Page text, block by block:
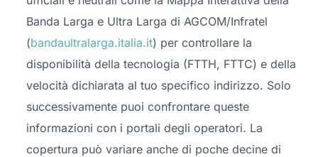
Banda Larga e Ultra Larga di AGCOM/Infratel
(bandaultralarga.italia.it) per controllare la
disponibilità della tecnologia (FTTH, FTTC) e della
velocità dichiarata al tuo specifico indirizzo. Solo
successivamente puoi confrontare queste
informazioni con i portali degli operatori. La
copertura può variare anche di poche decine di